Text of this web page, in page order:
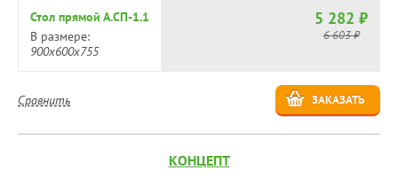
Стол прямой А.СП-1.1
В размере:
900х600х755
5 282 ₽
6 603 ₽
ЗАКАЗАТЬ
Сравнить
КОНЦЕПТ